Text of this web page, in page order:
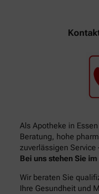
Als Apotheke in
Beratung, hohe
zuverlässigen Service
Bei uns stehen Sie
Wir beraten Sie
Ihre Gesundheit und